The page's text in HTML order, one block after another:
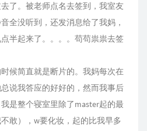
了。被老师点名去签到，我室友
全没听到，还发消息给了我妈，
半起来了。。。。苟苟祟祟去签
候简直就是断片的。我妈每次在
说我答应的好好的，然而我事后
是整个寝室里除了master起的最
敢），w要化妆，起的比我早多